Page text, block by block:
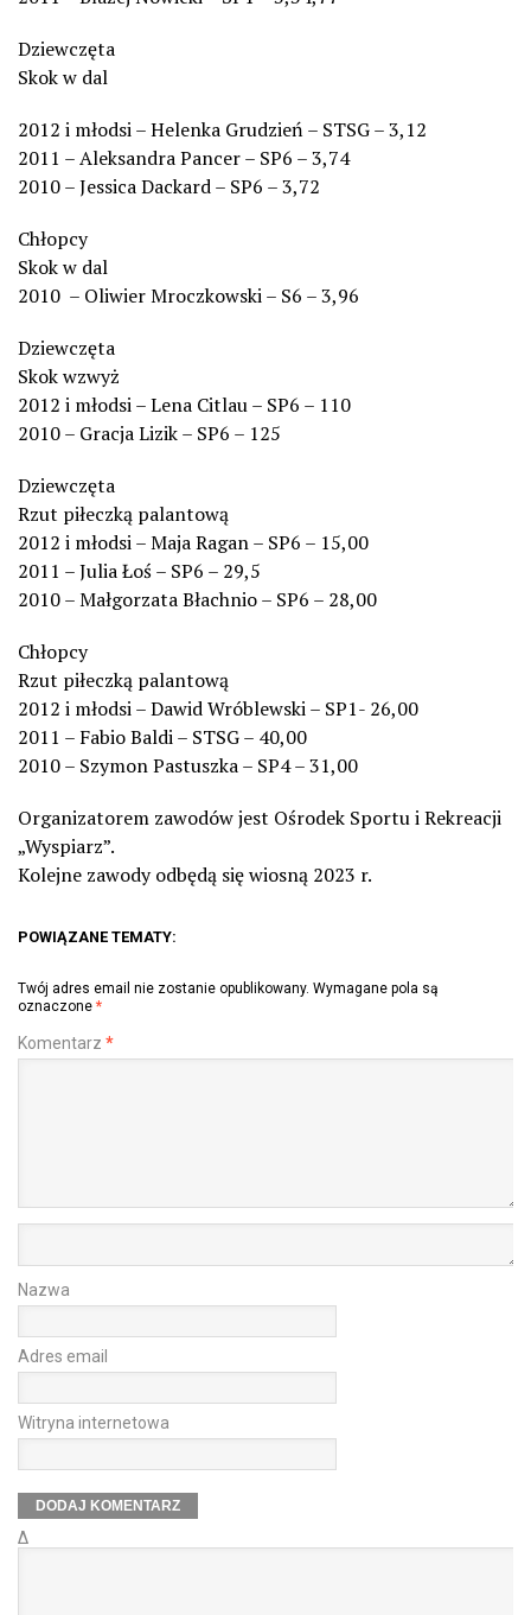
Dziewczęta
Skok w dal
2012 i młodsi – Helenka Grudzień – STSG – 3,12
2011 – Aleksandra Pancer – SP6 – 3,74
2010 – Jessica Dackard – SP6 – 3,72
Chłopcy
Skok w dal
2010 – Oliwier Mroczkowski – S6 – 3,96
Dziewczęta
Skok wzwyż
2012 i młodsi – Lena Citlau – SP6 – 110
2010 – Gracja Lizik – SP6 – 125
Dziewczęta
Rzut piłeczką palantową
2012 i młodsi – Maja Ragan – SP6 – 15,00
2011 – Julia Łoś – SP6 – 29,5
2010 – Małgorzata Błachnio – SP6 – 28,00
Chłopcy
Rzut piłeczką palantową
2012 i młodsi – Dawid Wróblewski – SP1- 26,00
2011 – Fabio Baldi – STSG – 40,00
2010 – Szymon Pastuszka – SP4 – 31,00
Organizatorem zawodów jest Ośrodek Sportu i Rekreacji
„Wyspiarz”.
Kolejne zawody odbędą się wiosną 2023 r.
POWIĄZANE TEMATY:
Twój adres email nie zostanie opublikowany. Wymagane pola są
oznaczone *
Komentarz *
Nazwa
Adres email
Witryna internetowa
Δ